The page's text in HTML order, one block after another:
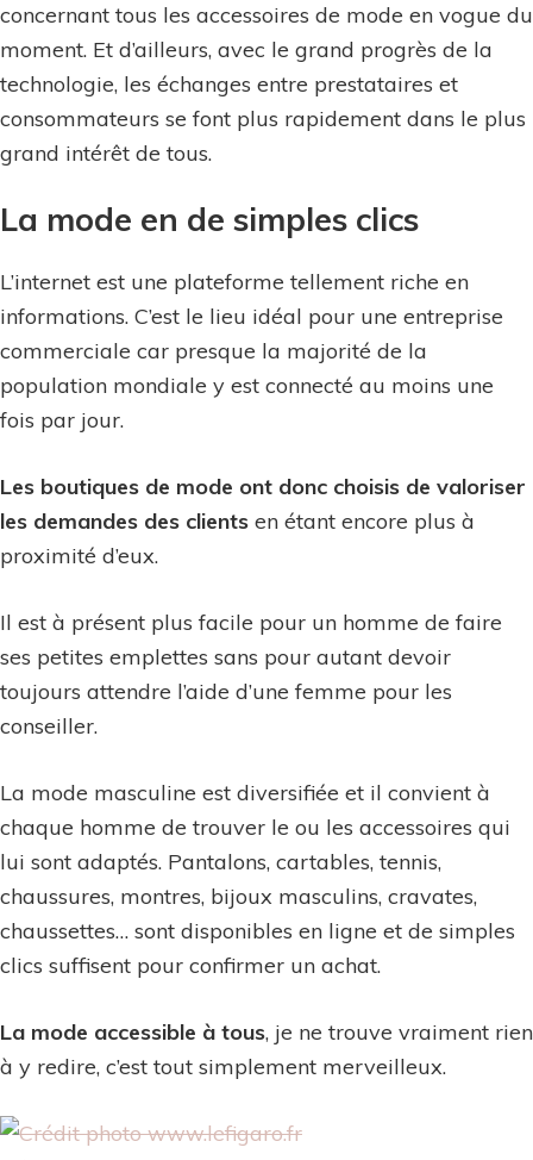
ligne
concernant tous les accessoires de mode en vogue du
moment. Et d’ailleurs, avec le grand progrès de la
technologie, les échanges entre prestataires et
consommateurs se font plus rapidement dans le plus
grand intérêt de tous.
La mode en de simples clics
L’internet est une plateforme tellement riche en
informations. C’est le lieu idéal pour une entreprise
commerciale car presque la majorité de la
population mondiale y est connecté au moins une
fois par jour.
Les boutiques de mode ont donc choisis de valoriser
les demandes des clients en étant encore plus à
proximité d’eux.
Il est à présent plus facile pour un homme de faire
ses petites emplettes sans pour autant devoir
toujours attendre l’aide d’une femme pour les
conseiller.
La mode masculine est diversifiée et il convient à
chaque homme de trouver le ou les accessoires qui
lui sont adaptés. Pantalons, cartables, tennis,
chaussures, montres, bijoux masculins, cravates,
chaussettes… sont disponibles en ligne et de simples
clics suffisent pour confirmer un achat.
La mode accessible à tous, je ne trouve vraiment rien
à y redire, c’est tout simplement merveilleux.